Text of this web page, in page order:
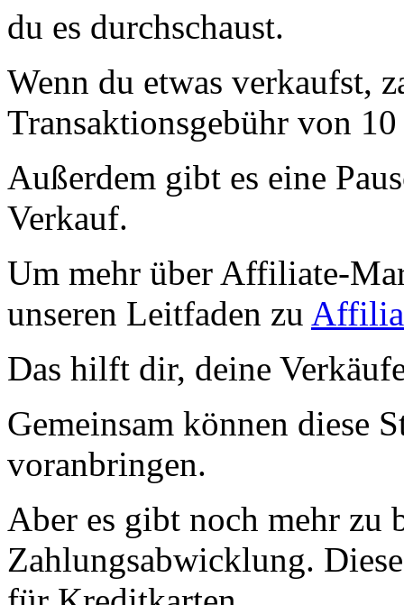
du es durchschaust.
Wenn du etwas verkaufst,
Transaktionsgebühr von
Außerdem gibt es eine
Verkauf.
Um mehr über Affiliate-
unseren Leitfaden zu
Das hilft dir, deine
Gemeinsam können diese
voranbringen.
Aber es gibt noch mehr zu
Zahlungsabwicklung.